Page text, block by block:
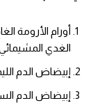
أورام الأرومة
الغدي
إبيضاض الدم
إبيضاض الدم